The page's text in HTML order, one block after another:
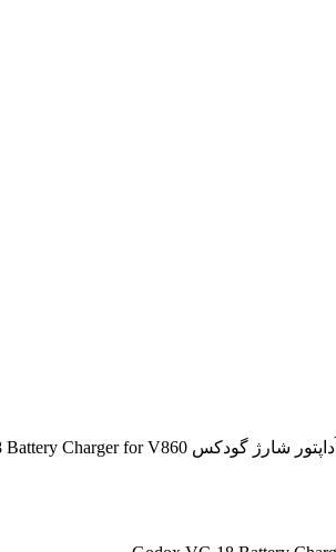
آداپتور شارژ گودکس Godox VC-18 Battery Charger for V860